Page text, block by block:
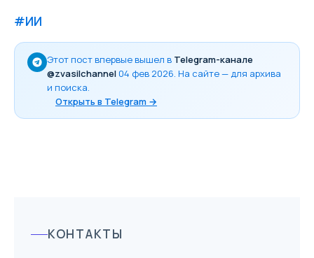
#ИИ
Этот пост впервые вышел в Telegram-канале
@zvasilchannel 04 фев 2026. На сайте — для архива
и поиска.
Открыть в Telegram →
КОНТАКТЫ